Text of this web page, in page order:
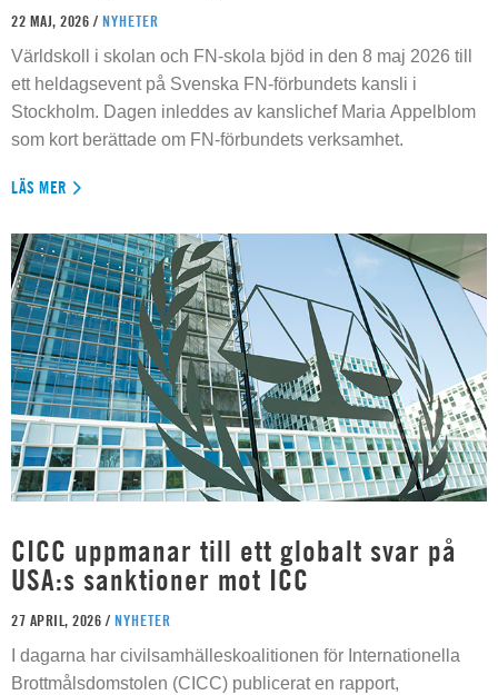
22 MAJ, 2026 / NYHETER
Världskoll i skolan och FN-skola bjöd in den 8 maj 2026 till
ett heldagsevent på Svenska FN-förbundets kansli i
Stockholm. Dagen inleddes av kanslichef Maria Appelblom
som kort berättade om FN-förbundets verksamhet.
LÄS MER
CICC uppmanar till ett globalt svar på
USA:s sanktioner mot ICC
27 APRIL, 2026 / NYHETER
I dagarna har civilsamhälleskoalitionen för Internationella
Brottmålsdomstolen (CICC) publicerat en rapport,